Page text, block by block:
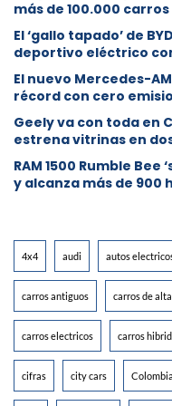
más de 100.000
El ‘gallo tapado’ de
deportivo eléctrico
El nuevo Mercedes-
récord con cero
Geely va con toda en
estrena vitrinas en
RAM 1500 Rumble Bee
y alcanza más de 900
4x4 audi autos
carros antiguos carros de
carros electricos carros
cifras city cars Colombia